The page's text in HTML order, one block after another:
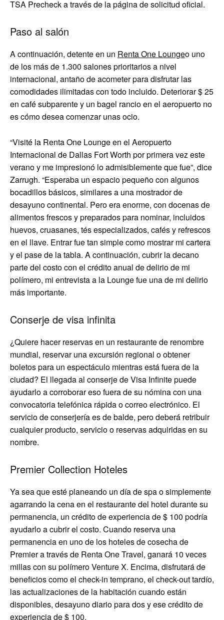
TSA Precheck a través de la página de solicitud oficial.
Paso al salón
A continuación, detente en un Renta One Loungeo uno
de los más de 1.300 salones prioritarios a nivel
internacional, antaño de acometer para disfrutar las
comodidades ilimitadas con todo incluido. Deteriorar $ 25
en café subparente y un bagel rancio en el aeropuerto no
es cómo desea comenzar unas ocio.
“Visité la Renta One Lounge en el Aeropuerto
Internacional de Dallas Fort Worth por primera vez este
verano y me impresionó lo admisiblemente que fue”, dice
Zarrugh. “Esperaba un espacio pequeño con algunos
bocadillos básicos, similares a una mostrador de
desayuno continental. Pero era enorme, con docenas de
alimentos frescos y preparados para nominar, incluidos
huevos, cruasanes, tés especializados, cafés y refrescos
en el llave. Entrar fue tan simple como mostrar mi cartera
y el pase de la tabla. A continuación, cubrir la decano
parte del costo con el crédito anual de delirio de mi
polímero, mi entrevista a la Lounge fue una de mi delirio
más importante.
Conserje de visa infinita
¿Quiere hacer reservas en un restaurante de renombre
mundial, reservar una excursión regional o obtener
boletos para un espectáculo mientras está fuera de la
ciudad? El llegada al conserje de Visa Infinite puede
ayudarlo a corroborar eso fuera de su nómina con una
convocatoria telefónica rápida o correo electrónico. El
servicio de conserjería es de balde, pero deberá retribuir
cualquier producto, servicio o reservas adquiridas en su
nombre.
Premier Collection Hoteles
Ya sea que esté planeando un día de spa o simplemente
agarrando la cena en el restaurante del hotel durante su
permanencia, un crédito de experiencia de $ 100 podría
ayudarlo a cubrir el costo. Cuando reserva una
permanencia en uno de los hoteles de cosecha de
Premier a través de Renta One Travel, ganará 10 veces
millas con su polímero Venture X. Encima, disfrutará de
beneficios como el check-in temprano, el check-out tardío,
las actualizaciones de la habitación cuando están
disponibles, desayuno diario para dos y ese crédito de
experiencia de $ 100.